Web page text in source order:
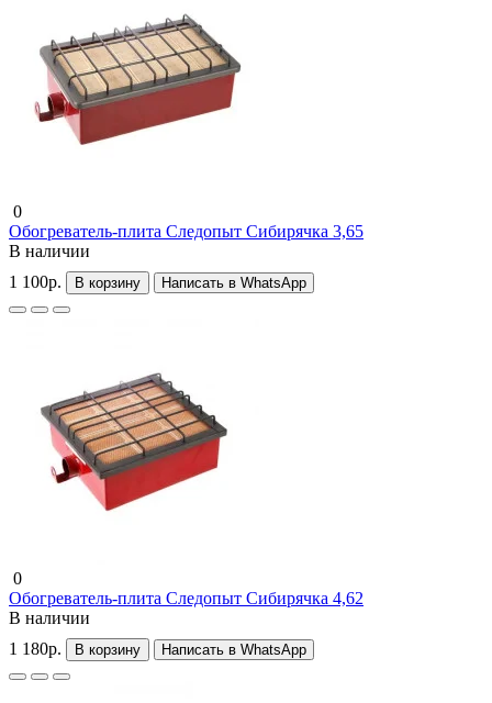
0
Обогреватель-плита Следопыт Сибирячка 3,65
В наличии
1 100р.
В корзину Написать в WhatsApp
0
Обогреватель-плита Следопыт Сибирячка 4,62
В наличии
1 180р.
В корзину Написать в WhatsApp